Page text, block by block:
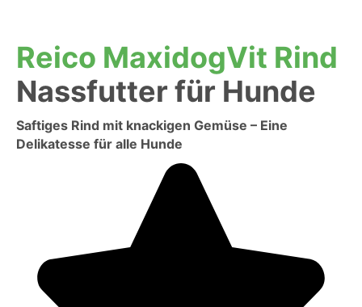
Reico MaxidogVit Rind
Nassfutter für Hunde
Saftiges Rind mit knackigen Gemüse – Eine
Delikatesse für alle Hunde